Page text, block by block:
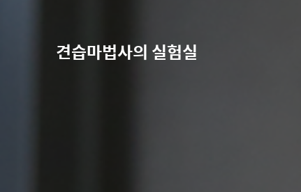
견습마법사의 실험실